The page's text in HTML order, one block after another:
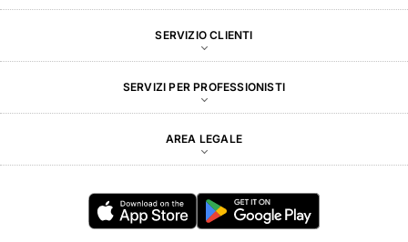
SERVIZIO CLIENTI
SERVIZI PER PROFESSIONISTI
AREA LEGALE